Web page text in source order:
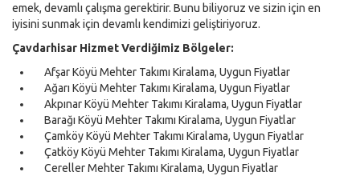
emek, devamlı çalışma gerektirir. Bunu biliyoruz ve sizin için en
iyisini sunmak için devamlı kendimizi geliştiriyoruz.
Çavdarhisar Hizmet Verdiğimiz Bölgeler:
Afşar Köyü Mehter Takımı Kiralama, Uygun Fiyatlar
Ağarı Köyü Mehter Takımı Kiralama, Uygun Fiyatlar
Akpınar Köyü Mehter Takımı Kiralama, Uygun Fiyatlar
Barağı Köyü Mehter Takımı Kiralama, Uygun Fiyatlar
Çamköy Köyü Mehter Takımı Kiralama, Uygun Fiyatlar
Çatköy Köyü Mehter Takımı Kiralama, Uygun Fiyatlar
Cereller Mehter Takımı Kiralama, Uygun Fiyatlar